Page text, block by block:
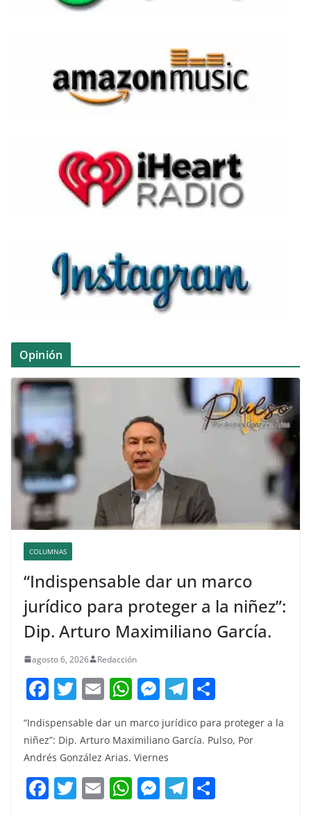
Opinión
COLUMNAS
“Indispensable dar un marco
jurídico para proteger a la niñez”:
Dip. Arturo Maximiliano García.
agosto 6, 2026 Redacción
F
c
e
b
o
T
w
itt
er
E
ai
l
W
at
s
A
p
M
e
ss
e
n
g
T
e
a
m
m
“Indispensable dar un marco jurídico para proteger a la
niñez”: Dip. Arturo Maximiliano García. Pulso, Por
Andrés González Arias. Viernes
F T E W M T